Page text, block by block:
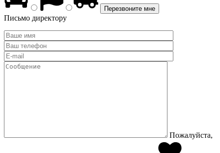
Письмо директору
Пожалуйста,